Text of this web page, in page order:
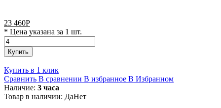
23 460Р
* Цена указана за 1 шт.
Купить
Купить в 1 клик
Сравнить В сравнении В избранное В Избранном
Наличие: 3 часа
Товар в наличии: ДаНет